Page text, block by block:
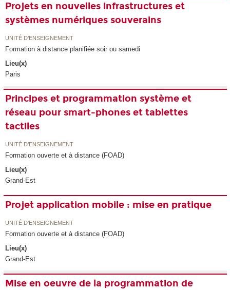
Projets en nouvelles infrastructures et
systèmes numériques souverains
UNITÉ D’ENSEIGNEMENT
Formation à distance planifiée soir ou samedi
Lieu(x)
Paris
Principes et programmation système et
réseau pour smart-phones et tablettes
tactiles
UNITÉ D’ENSEIGNEMENT
Formation ouverte et à distance (FOAD)
Lieu(x)
Grand-Est
Projet application mobile : mise en pratique
UNITÉ D’ENSEIGNEMENT
Formation ouverte et à distance (FOAD)
Lieu(x)
Grand-Est
Mise en oeuvre de la programmation de